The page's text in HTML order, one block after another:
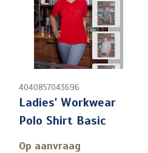
4040857043696
Ladies' Workwear
Polo Shirt Basic
Op aanvraag